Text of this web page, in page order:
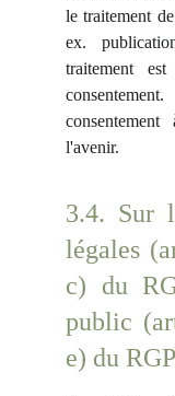
le traitement
ex.
traitement
l'avenir.
3.4. Sur
légales
c) du
public
e) du